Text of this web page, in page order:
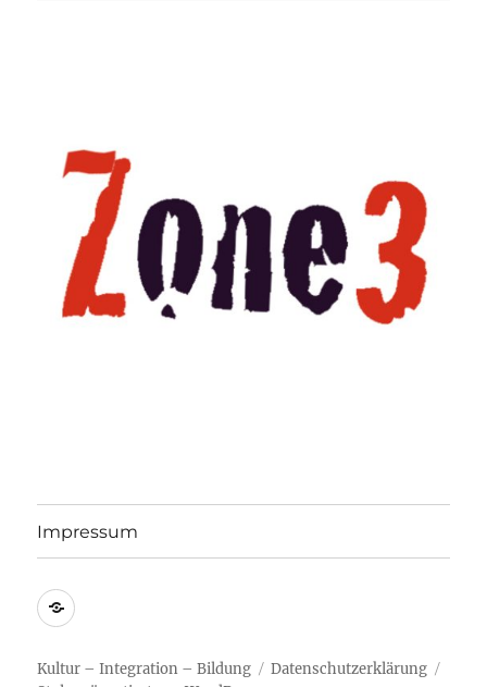
Impressum
Wir
draußen
Kultur – Integration – Bildung
Datenschutzerklärung